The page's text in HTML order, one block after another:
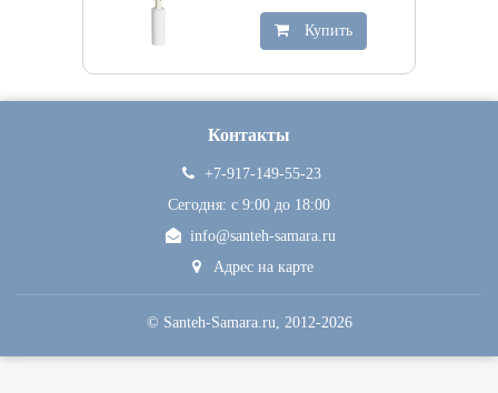
Купить
Контакты
+7-917-149-55-23
Сегодня: c 9:00 до 18:00
info@santeh-samara.ru
Адрес на карте
© Santeh-Samara.ru, 2012-2026